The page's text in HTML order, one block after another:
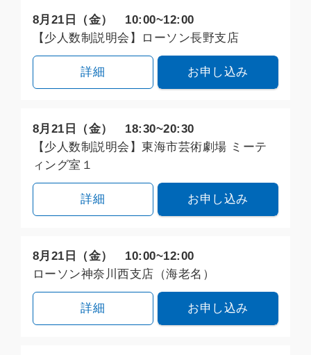
8月21日（金） 10:00~12:00
【少人数制説明会】ローソン長野支店
詳細 お申し込み
8月21日（金） 18:30~20:30
【少人数制説明会】東海市芸術劇場 ミーテ
ィング室１
詳細 お申し込み
8月21日（金） 10:00~12:00
ローソン神奈川西支店（海老名）
詳細 お申し込み